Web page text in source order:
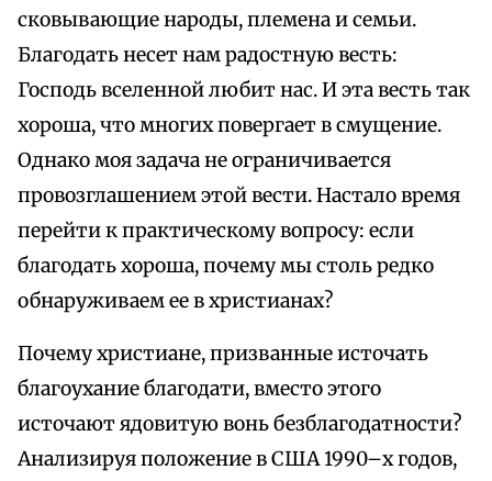
сковывающие народы, племена и семьи.
Благодать несет нам радостную весть:
Господь вселенной любит нас. И эта весть так
хороша, что многих повергает в смущение.
Однако моя задача не ограничивается
провозглашением этой вести. Настало время
перейти к практическому вопросу: если
благодать хороша, почему мы столь редко
обнаруживаем ее в христианах?
Почему христиане, призванные источать
благоухание благодати, вместо этого
источают ядовитую вонь безблагодатности?
Анализируя положение в США 1990–х годов,